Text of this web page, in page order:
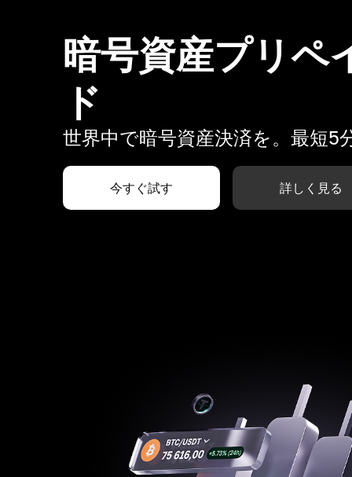
暗号資産プリペ
ド
世界中で暗号資産決済を。最短5
今すぐ試す 詳しく見る